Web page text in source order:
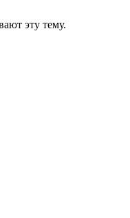
эту тему.